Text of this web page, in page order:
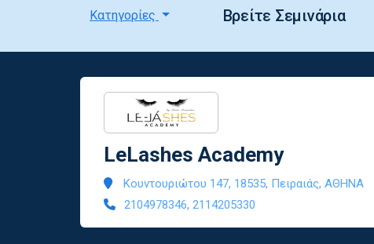
Κατηγορίες Βρείτε Σεμινάρια
LeLashes Academy
Κουντουριώτου 147, 18535, Πειραιάς, ΑΘΗΝΑ
2104978346, 2114205330